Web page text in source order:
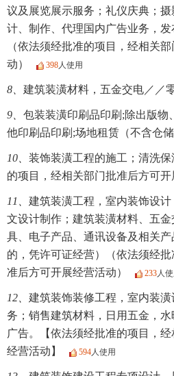
议及展览展示服务；礼仪庆典；
计、制作、代理国内广告业务，发
（依法须经批准的项目，经相关
动）
398人使用
8、 建筑装潢材料，五金交电／／
9、 包装装潢印刷品印刷;除出版物
他印刷品印刷;场地租赁（不含仓
10、 装饰装潢工程的施工；清洗
的项目，经相关部门批准后方可开
11、 建筑装潢工程，室内装饰设
文设计制作；建筑装潢材料、五
具、电子产品、通讯设备及相关
的，凭许可证经营）（依法须经
准后方可开展经营活动）
233人
12、 建筑装饰装修工程，室内装
务；销售建筑材料，日用五金，
广告。【依法须经批准的项目，
经营活动】
594人使用